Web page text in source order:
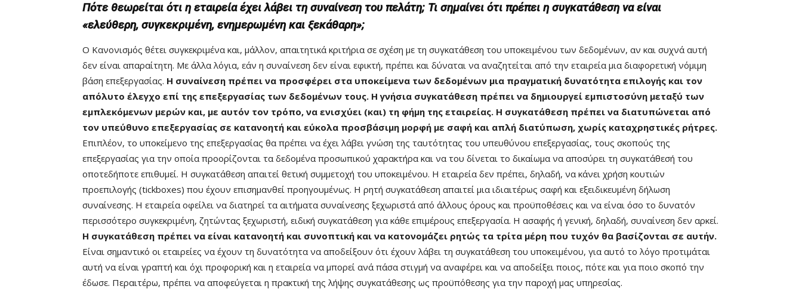
Πότε θεωρείται ότι η εταιρεία έχει λάβει τη συναίνεση του πελάτη; Τι σημαίνει ότι πρέπει η συγκατάθεση να είναι
«ελεύθερη, συγκεκριμένη, ενημερωμένη και ξεκάθαρη»;
Ο Κανονισμός θέτει συγκεκριμένα και, μάλλον, απαιτητικά κριτήρια σε σχέση με τη συγκατάθεση του υποκειμένου των δεδομένων, αν και συχνά αυτή
δεν είναι απαραίτητη. Με άλλα λόγια, εάν η συναίνεση δεν είναι εφικτή, πρέπει και δύναται να αναζητείται από την εταιρεία μια διαφορετική νόμιμη
βάση επεξεργασίας. Η συναίνεση πρέπει να προσφέρει στα υποκείμενα των δεδομένων μια πραγματική δυνατότητα επιλογής και τον
απόλυτο έλεγχο επί της επεξεργασίας των δεδομένων τους. Η γνήσια συγκατάθεση πρέπει να δημιουργεί εμπιστοσύνη μεταξύ των
εμπλεκόμενων μερών και, με αυτόν τον τρόπο, να ενισχύει (και) τη φήμη της εταιρείας. Η συγκατάθεση πρέπει να διατυπώνεται από
τον υπεύθυνο επεξεργασίας σε κατανοητή και εύκολα προσβάσιμη μορφή με σαφή και απλή διατύπωση, χωρίς καταχρηστικές ρήτρες.
Επιπλέον, το υποκείμενο της επεξεργασίας θα πρέπει να έχει λάβει γνώση της ταυτότητας του υπευθύνου επεξεργασίας, τους σκοπούς της
επεξεργασίας για την οποία προορίζονται τα δεδομένα προσωπικού χαρακτήρα και να του δίνεται το δικαίωμα να αποσύρει τη συγκατάθεσή του
οποτεδήποτε επιθυμεί. Η συγκατάθεση απαιτεί θετική συμμετοχή του υποκειμένου. Η εταιρεία δεν πρέπει, δηλαδή, να κάνει χρήση κουτιών
προεπιλογής (tickboxes) που έχουν επισημανθεί προηγουμένως. Η ρητή συγκατάθεση απαιτεί μια ιδιαιτέρως σαφή και εξειδικευμένη δήλωση
συναίνεσης. Η εταιρεία οφείλει να διατηρεί τα αιτήματα συναίνεσης ξεχωριστά από άλλους όρους και προϋποθέσεις και να είναι όσο το δυνατόν
περισσότερο συγκεκριμένη, ζητώντας ξεχωριστή, ειδική συγκατάθεση για κάθε επιμέρους επεξεργασία. Η ασαφής ή γενική, δηλαδή, συναίνεση δεν αρκεί.
Η συγκατάθεση πρέπει να είναι κατανοητή και συνοπτική και να κατονομάζει ρητώς τα τρίτα μέρη που τυχόν θα βασίζονται σε αυτήν.
Είναι σημαντικό οι εταιρείες να έχουν τη δυνατότητα να αποδείξουν ότι έχουν λάβει τη συγκατάθεση του υποκειμένου, για αυτό το λόγο προτιμάται
αυτή να είναι γραπτή και όχι προφορική και η εταιρεία να μπορεί ανά πάσα στιγμή να αναφέρει και να αποδείξει ποιος, πότε και για ποιο σκοπό την
έδωσε. Περαιτέρω, πρέπει να αποφεύγεται η πρακτική της λήψης συγκατάθεσης ως προϋπόθεσης για την παροχή μας υπηρεσίας.